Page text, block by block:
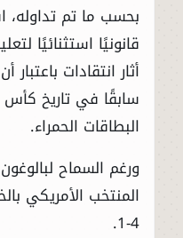
بحسب ما تم تداوله،
قانونيًا استثنائيًا
أثار انتقادات
سابقًا في تاريخ كأس
البطاقات الحمراء.
ورغم السماح
المنتخب الأمريكي
4-1.